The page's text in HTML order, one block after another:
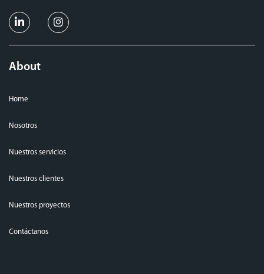
About
Home
Nosotros
Nuestros servicios
Nuestros clientes
Nuestros proyectos
Contáctanos